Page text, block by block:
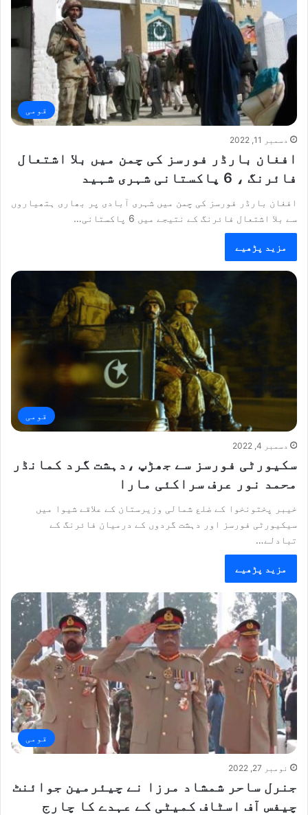
قومی
دسمبر 11, 2022
افغان بارڈر فورسز کی چمن میں بلا اشتعال
فائرنگ ، 6 پاکستانی شہری شہید
افغان بارڈر فورسز کی چمن میں شہری آبادی پر بھاری ہتھیاروں
سے بلا اشتعال فائرنگ کے نتیجے میں 6 پاکستانی…
مزید پڑھیے
قومی
دسمبر 4, 2022
سکیورٹی فورسز سے جھڑپ ،دہشت گرد کمانڈر
محمد نور عرف سراکئی مارا
خیبر پختونخوا کے ضلع شمالی وزیرستان کے علاقے شیوا میں
سیکیورٹی فورسز اور دہشت گردوں کے درمیان فائرنگ کے
تبادلے…
مزید پڑھیے
قومی
نومبر 27, 2022
جنرل ساحر شمشاد مرزا نے چیئرمین جوائنٹ
چیفس آف اسٹاف کمیٹی کے عہدے کا چارج